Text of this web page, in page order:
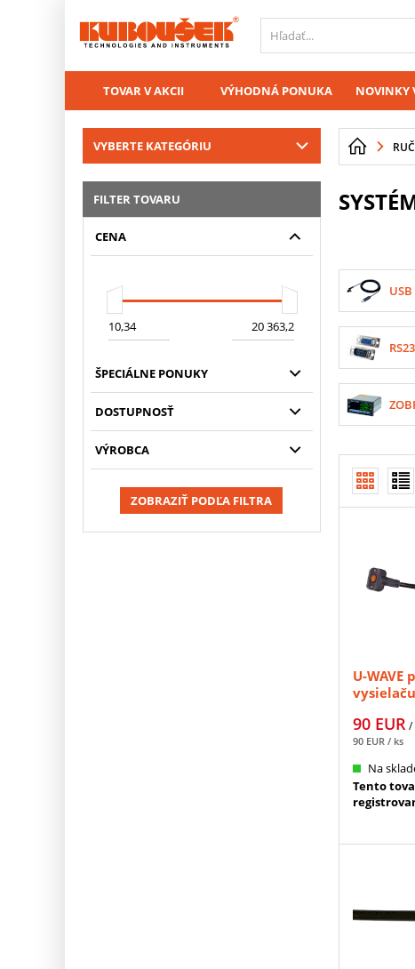
TOVAR V AKCII VÝHODNÁ PONUKA NOVINKY
VYBERTE KATEGÓRIU
FILTER TOVARU
CENA
ŠPECIÁLNE PONUKY
DOSTUPNOSŤ
VÝROBCA
ZOBRAZIŤ PODĽA FILTRA
U-
90EUR/
90EUR/ ks
Na
Tento